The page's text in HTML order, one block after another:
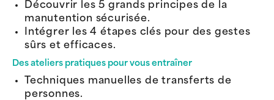
Découvrir les 5 grands principes de la
manutention sécurisée.
Intégrer les 4 étapes clés pour des gestes
sûrs et efficaces.
Des ateliers pratiques pour vous entraîner
Techniques manuelles de transferts de
personnes.